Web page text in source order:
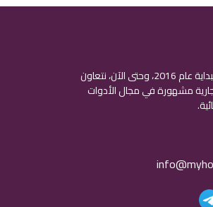
تأسست myhome في البداية عام 2016، وحتى الآن، نتعاون
علامة تجارية مشهورة في مجال الأدوات